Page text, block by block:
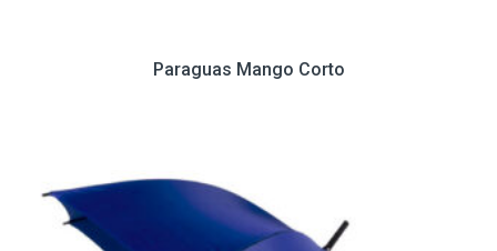
Paraguas Mango Corto